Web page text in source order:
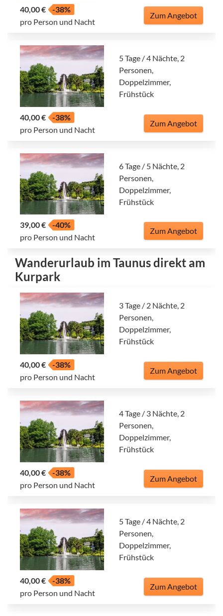
40,00 €
-38%
pro Person und Nacht
Zum Angebot
5 Tage / 4 Nächte, 2
Personen,
Doppelzimmer,
Frühstück
40,00 €
-38%
pro Person und Nacht
Zum Angebot
6 Tage / 5 Nächte, 2
Personen,
Doppelzimmer,
Frühstück
39,00 €
-40%
pro Person und Nacht
Zum Angebot
Wanderurlaub im Taunus direkt am
Kurpark
3 Tage / 2 Nächte, 2
Personen,
Doppelzimmer,
Frühstück
40,00 €
-38%
pro Person und Nacht
Zum Angebot
4 Tage / 3 Nächte, 2
Personen,
Doppelzimmer,
Frühstück
40,00 €
-38%
pro Person und Nacht
Zum Angebot
5 Tage / 4 Nächte, 2
Personen,
Doppelzimmer,
Frühstück
40,00 €
-38%
pro Person und Nacht
Zum Angebot